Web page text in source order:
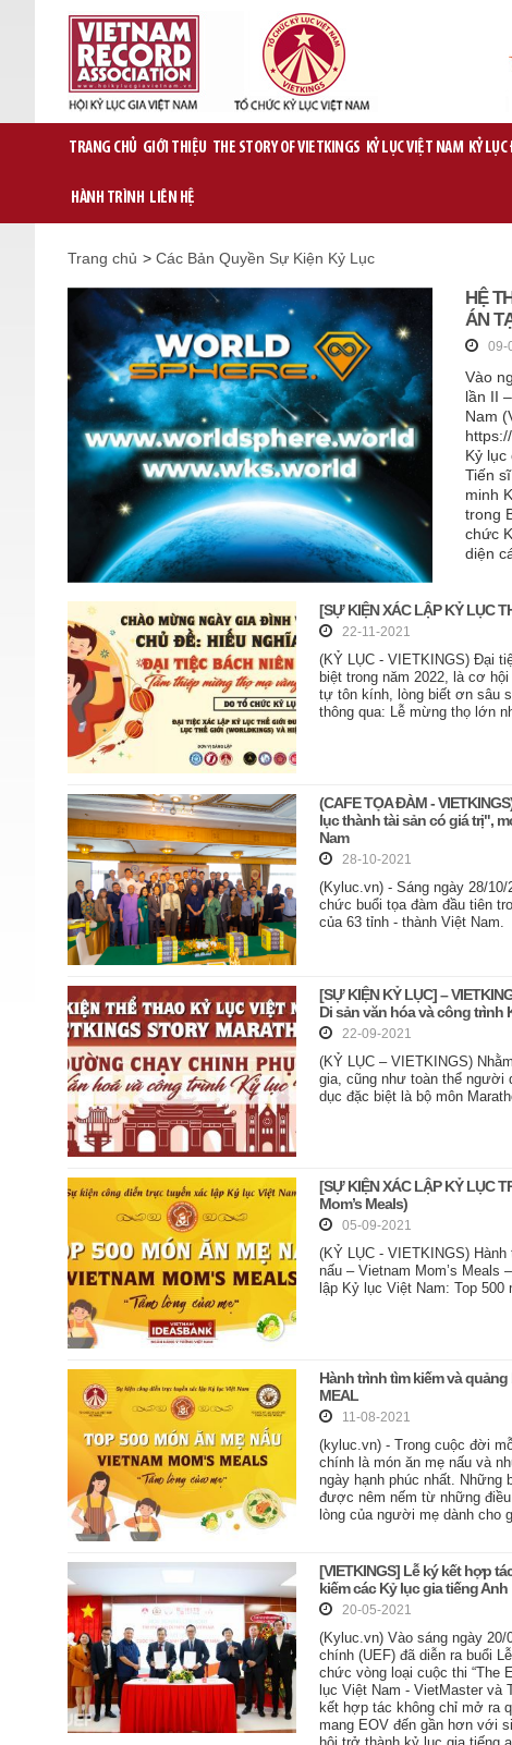
TRANG CHỦ GIỚI THIỆU THE STORY OF VIETKINGS KỶ LỤC VIỆT NAM KỶ
HÀNH TRÌNH LIÊN HỆ
Trang chủ > Các Bản Quyền Sự Kiện Kỷ Lục
HỆ
ÁN
09-
Vào
lần II
Nam
Kỷ
Tiến
minh
trong
chức
diện
[SỰ KIỆN XÁC LẬP KỶ LỤC
22-11-2021
(KỶ LỤC - VIETKINGS) Đại
biệt trong năm 2022, là cơ
tự tôn kính, lòng biết ơn sâu
thông qua: Lễ mừng thọ lớn
(CAFE TỌA ĐÀM -
lục thành tài sản có giá trị",
Nam
28-10-2021
(Kyluc.vn) - Sáng ngày 28/
chức buổi tọa đàm đầu tiên
của 63 tỉnh - thành Việt Nam.
[SỰ KIỆN KỶ LỤC] –
Di sản văn hóa và công trình
22-09-2021
(KỶ LỤC – VIETKINGS)
gia, cũng như toàn thể người
dục đặc biệt là bộ môn
[SỰ KIỆN XÁC LẬP KỶ LỤC
Mom’s Meals)
05-09-2021
(KỶ LỤC - VIETKINGS)
nấu – Vietnam Mom’s
lập Kỷ lục Việt Nam: Top 500
Hành trình tìm kiếm và quảng
MEAL
11-08-2021
(kyluc.vn) - Trong cuộc đời
chính là món ăn mẹ nấu và
ngày hạnh phúc nhất.
được nêm nếm từ những
lòng của người mẹ dành cho
[VIETKINGS] Lễ ký kết hợp
kiếm các Kỷ lục gia tiếng Anh
20-05-2021
(Kyluc.vn) Vào sáng ngày
chính (UEF) đã diễn ra buổi
chức vòng loại cuộc thi “The
lục Việt Nam - VietMaster
kết hợp tác không chỉ mở ra
mang EOV đến gần hơn với